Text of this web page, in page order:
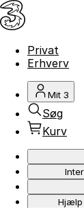
Privat
Erhverv
Mit 3
Søg
Kurv
Hjælp